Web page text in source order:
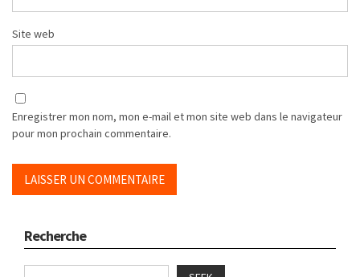
Site web
Enregistrer mon nom, mon e-mail et mon site web dans le navigateur
pour mon prochain commentaire.
Recherche